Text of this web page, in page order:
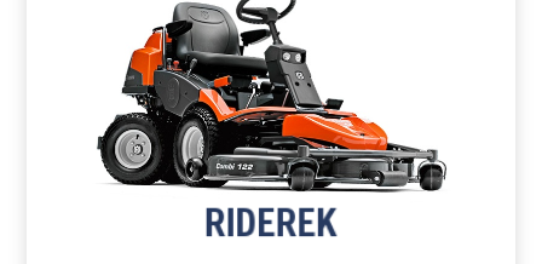
H
RIDEREK
RIDEREK
TOVÁBB A TERMÉKEKHEZ